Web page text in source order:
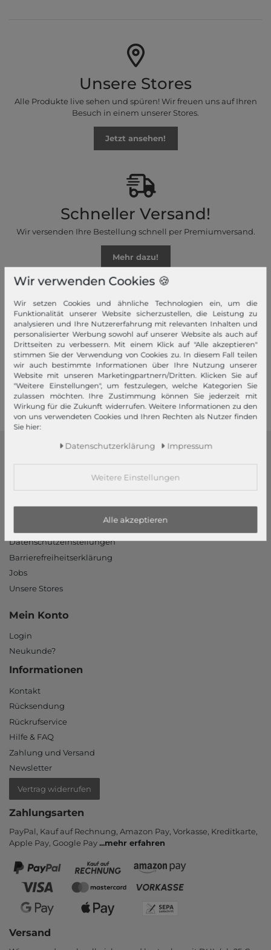
Unsere Stores
Alle Produkte live sehen und spüren! Wir freuen uns auf Ihren
Besuch in einem unserer Stores.
Jetzt ansehen!
Schneller Versand!
Wir versenden Ihre Bestellung schnell per Premiumversand.
Mehr dazu!
Ihre Vorteile
Premiumversand, Große Auswahl, faire Preise, Freundlicher &
schneller Service
Mehr dazu!
Datenschutzeinstellungen
Barrierefreiheitserklärung
Jobs
Unsere Stores
Mein Konto
Login
Neukunde?
Informationen
Kontakt
Rücksendung
Rückrufservice
Hilfe & FAQ
Zahlung und Versand
Newsletter
Vertrag widerrufen
Zahlungsarten
PayPal, Kauf auf Rechnung, Amazon Pay, Vor­kasse, Kredit­karte,
Apple Pay, Google Pay...mehr erfahren
Versand
Wir verwenden Cookies 🍪
Wir setzen Cookies und ähnliche Technologien ein, um die
Funktionalität unserer Website sicherzustellen, die Leistung zu
analysieren und Ihre Nutzererfahrung mit relevanten Inhalten und
personalisierter Werbung sowohl auf unserer Website als auch auf
Drittseiten zu verbessern. Mit einem Klick auf "Alle akzeptieren"
stimmen Sie der Verwendung von Cookies zu. In diesem Fall teilen
wir auch bestimmte Informationen über Ihre Nutzung unserer
Website mit unseren Marketingpartnern/Dritten. Klicken Sie auf
"Weitere Einstellungen", um festzulegen, welche Kategorien Sie
zulassen möchten. Ihre Zustimmung können Sie jederzeit mit
Wirkung für die Zukunft widerrufen. Weitere Informationen zu den
von uns verwendeten Cookies und Ihren Rechten als Nutzer finden
Sie hier:
Daten­schutz­erklärung Impressum
Weitere Einstellungen
Alle akzeptieren